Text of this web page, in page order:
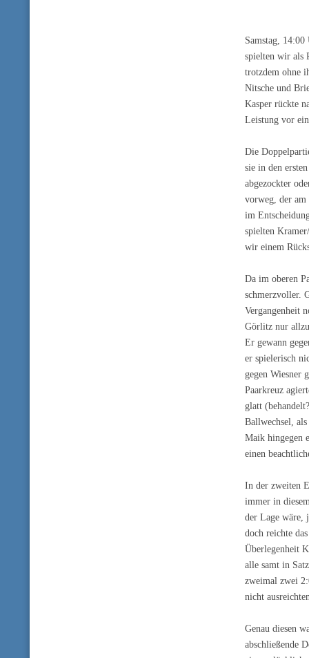
Samstag,
spielten wir als
trotzdem ohne
Nitsche und
Kasper rückte
Leistung vor
Die
sie in den
abgezockter
vorweg, der am
im
spielten
wir einem
Da im oberen
schmerzvoller.
Vergangenheit
Görlitz nur
Er gewann
er spielerisch
gegen Wiesner
Paarkreuz
glatt
Ballwechsel,
Maik hingegen
einen
In der zweiten
immer in
der Lage wäre,
doch reichte
Überlegenheit
alle samt in
zweimal zwei
nicht
Genau diesen
abschließende